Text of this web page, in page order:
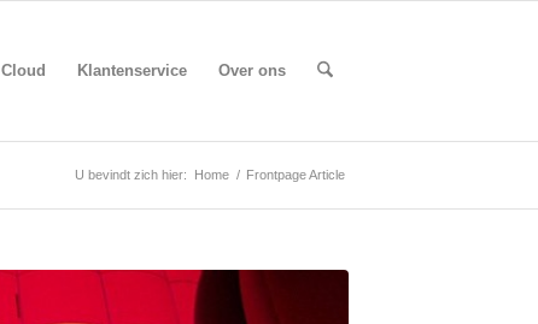
Cloud Klantenservice Over ons
U bevindt zich hier: Home / Frontpage Article